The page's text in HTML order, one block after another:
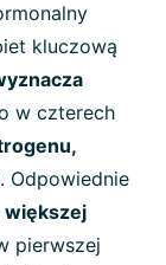
kluczową
w czterech
. Odpowiednie
większej
pierwszej